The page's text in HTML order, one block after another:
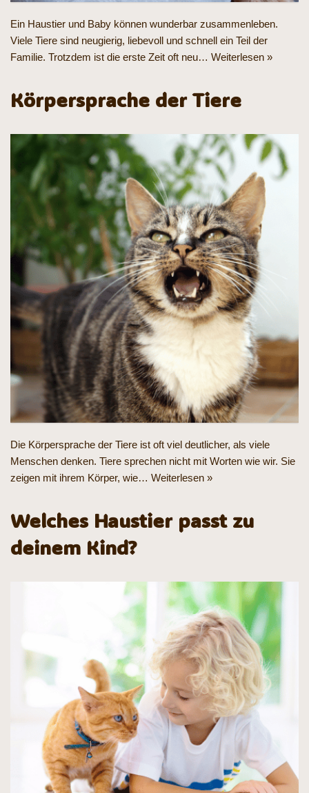
Ein Haustier und Baby können wunderbar zusammenleben.
Viele Tiere sind neugierig, liebevoll und schnell ein Teil der
Familie. Trotzdem ist die erste Zeit oft neu… Weiterlesen »
Körpersprache der Tiere
Die Körpersprache der Tiere ist oft viel deutlicher, als viele
Menschen denken. Tiere sprechen nicht mit Worten wie wir. Sie
zeigen mit ihrem Körper, wie… Weiterlesen »
Welches Haustier passt zu
deinem Kind?